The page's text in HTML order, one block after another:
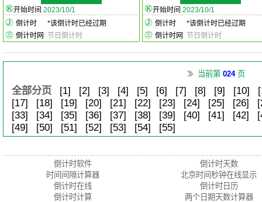
开始时间 2023/10/1
倒计时
*该倒计时已经过期
倒计时网
节日倒计时
开始时间 2023/10/1
倒计时
*该倒计时已经过期
倒计时网
节日倒计时
当前第 024 页
全部分页 [1] [2] [3] [4] [5] [6] [7] [8] [9] [10]
[17]
[18] [19] [20] [21] [22] [23] [24] [25] [26]
[33]
[34] [35] [36] [37] [38] [39] [40] [41] [42]
[49]
[50] [51] [52] [53] [54] [55]
倒计时软件
时间间隔计算器
倒计时在线
倒计时计算
倒计时天数
北京时间秒钟在线显示
倒计时日历
两个日期天数计算器